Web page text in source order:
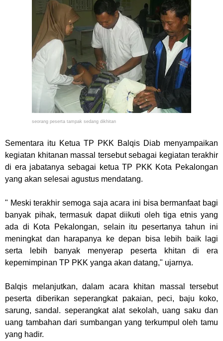
seorang peserta tampak sedang dikhitan
Sementara itu Ketua TP PKK Balqis Diab menyampaikan
kegiatan khitanan massal tersebut sebagai kegiatan terakhir
di era jabatanya sebagai ketua TP PKK Kota Pekalongan
yang akan selesai agustus mendatang.
" Meski terakhir semoga saja acara ini bisa bermanfaat bagi
banyak pihak, termasuk dapat diikuti oleh tiga etnis yang
ada di Kota Pekalongan, selain itu pesertanya tahun ini
meningkat dan harapanya ke depan bisa lebih baik lagi
serta lebih banyak menyerap peserta khitan di era
kepemimpinan TP PKK yanga akan datang," ujarnya.
Balqis melanjutkan, dalam acara khitan massal tersebut
peserta diberikan seperangkat pakaian, peci, baju koko,
sarung, sandal. seperangkat alat sekolah, uang saku dan
uang tambahan dari sumbangan yang terkumpul oleh tamu
yang hadir.